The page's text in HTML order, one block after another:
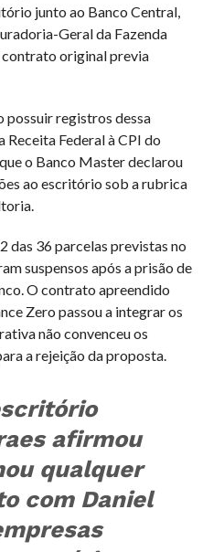
junto ao Banco Central,
Geral da Fazenda
contrato original previa
possuir registros dessa
Receita Federal à CPI do
o Banco Master declarou
ao escritório sob a rubrica
das 36 parcelas previstas no
suspensos após a prisão de
O contrato apreendido
Zero passou a integrar os
não convenceu os
a rejeição da proposta.
afirmou
qualquer
com Daniel